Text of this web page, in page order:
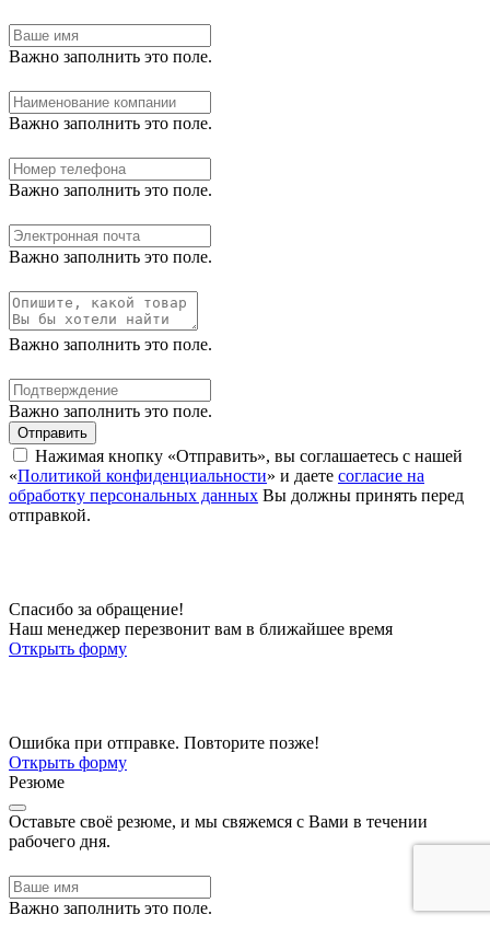
Важно заполнить это поле.
Важно заполнить это поле.
Важно заполнить это поле.
Важно заполнить это поле.
Важно заполнить это поле.
Важно заполнить это поле.
Отправить
Нажимая кнопку «Отправить», вы соглашаетесь с нашей
«Политикой конфиденциальности» и даете согласие на
обработку персональных данных Вы должны принять перед
отправкой.
Спасибо за обращение!
Наш менеджер перезвонит вам в ближайшее время
Открыть форму
Ошибка при отправке. Повторите позже!
Открыть форму
Резюме
Оставьте своё резюме, и мы свяжемся с Вами в течении
рабочего дня.
Важно заполнить это поле.